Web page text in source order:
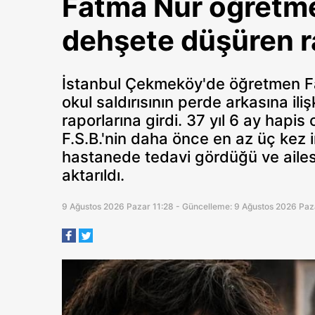
Fatma Nur
dehşete düşüren
İstanbul Çekmeköy'de öğretmen
okul saldırısının perde arkasına
raporlarına girdi. 37 yıl 6 ay hapis
F.S.B.'nin daha önce en az üç
hastanede tedavi gördüğü ve
aktarıldı.
9 Ağustos 2026 Pazar 11:28 - Güncelleme: 9 Ağustos 2026